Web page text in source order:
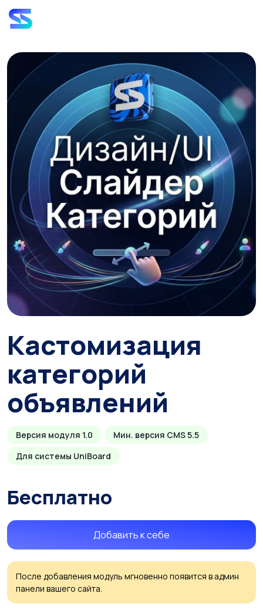
Кастомизация
категорий
объявлений
Версия модуля 1.0
Мин. версия CMS 5.5
Для системы UniBoard
Бесплатно
Добавить к себе
После добавления модуль мгновенно появится в админ
панели вашего сайта.